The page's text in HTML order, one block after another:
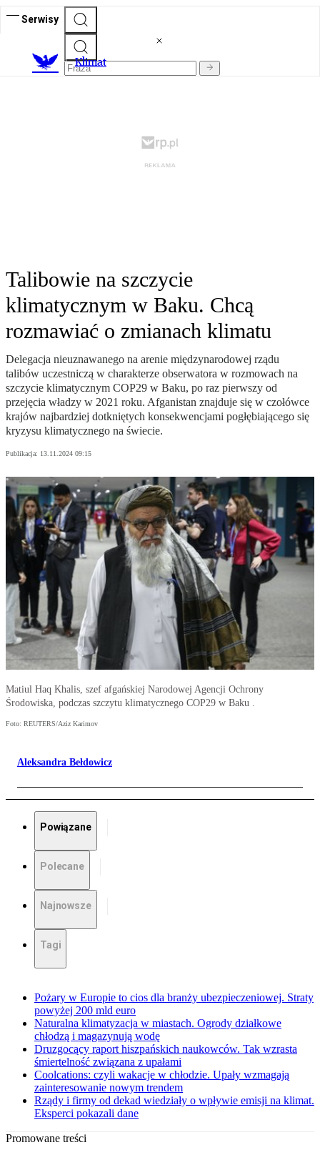
Serwisy
Klimat
Talibowie na szczycie
klimatycznym w Baku. Chcą
rozmawiać o zmianach klimatu
Delegacja nieuznawanego na arenie międzynarodowej rządu
talibów uczestniczą w charakterze obserwatora w rozmowach na
szczycie klimatycznym COP29 w Baku, po raz pierwszy od
przejęcia władzy w 2021 roku. Afganistan znajduje się w czołówce
krajów najbardziej dotkniętych konsekwencjami pogłębiającego się
kryzysu klimatycznego na świecie.
Publikacja: 13.11.2024 09:15
Matiul Haq Khalis, szef afgańskiej Narodowej Agencji Ochrony
Środowiska, podczas szczytu klimatycznego COP29 w Baku .
Foto: REUTERS/Aziz Karimov
Aleksandra Bełdowicz
Powiązane
Polecane
Najnowsze
Tagi
Pożary w Europie to cios dla branży ubezpieczeniowej. Straty
powyżej 200 mld euro
Naturalna klimatyzacja w miastach. Ogrody działkowe
chłodzą i magazynują wodę
Druzgocący raport hiszpańskich naukowców. Tak wzrasta
śmiertelność związana z upałami
Coolcations: czyli wakacje w chłodzie. Upały wzmagają
zainteresowanie nowym trendem
Rządy i firmy od dekad wiedziały o wpływie emisji na klimat.
Eksperci pokazali dane
Promowane treści